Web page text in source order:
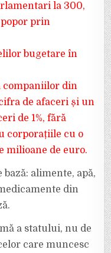
la 300,
prin
bugetare în
companiilor din
de afaceri și un
de 1%, fără
corporațiile cu o
milioane de euro.
bază: alimente, apă,
din
a statului, nu de
care muncesc